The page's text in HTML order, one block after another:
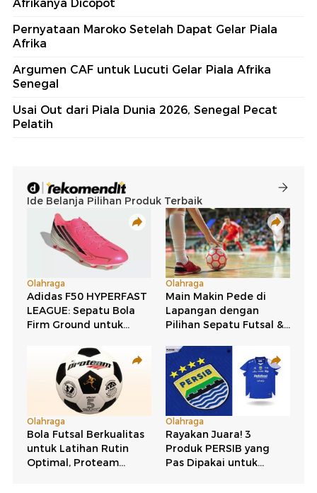
Afrikanya Dicopot
Pernyataan Maroko Setelah Dapat Gelar Piala
Afrika
Argumen CAF untuk Lucuti Gelar Piala Afrika
Senegal
Usai Out dari Piala Dunia 2026, Senegal Pecat
Pelatih